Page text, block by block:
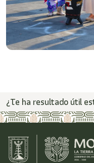
¿Te ha resultado útil